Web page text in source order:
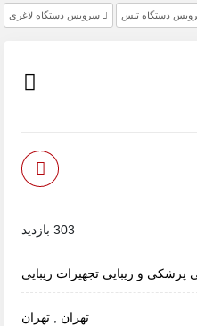
دستگاه تنس سرویس دستگاه لاغری
303 بازدید
پزشکی و زیبایی تجهیزات زیبایی
تهران تهران